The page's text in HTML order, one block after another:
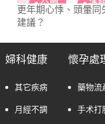
更年期心悸、頭暈
建議？
婦科健康
其它疾病
月經不調
懷孕處
藥物流
手术打